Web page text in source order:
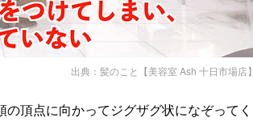
出典： 髪のこと【美容室 Ash 十日市場店】
頂点に向かってジグザグ状になぞってく